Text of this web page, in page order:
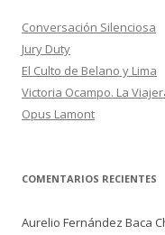
r
:
Conversación Silenciosa
Jury Duty
El Culto de Belano y Lima
Victoria Ocampo. La
Opus Lamont
COMENTARIOS RECIENTES
Aurelio Fernández Baca